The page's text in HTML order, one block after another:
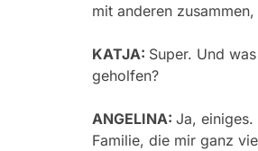
mit anderen
KATJA: Super. Und
geholfen?
ANGELINA: Ja, einiges.
Familie, die mir ganz